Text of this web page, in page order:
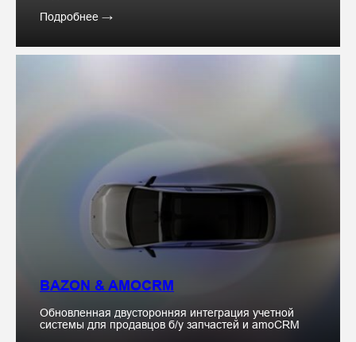
Подробнее →
BAZON & AMOCRM
Обновленная двусторонняя интеграция учетной
системы для продавцов б/у запчастей и amoCRM